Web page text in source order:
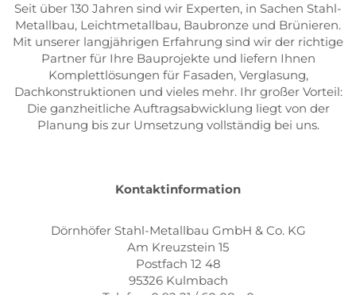
Seit über 130 Jahren sind wir Experten, in Sachen Stahl-
Metallbau, Leichtmetallbau, Baubronze und Brünieren.
Mit unserer langjährigen Erfahrung sind wir der richtige
Partner für Ihre Bauprojekte und liefern Ihnen
Komplettlösungen für Fasaden, Verglasung,
Dachkonstruktionen und vieles mehr. Ihr großer Vorteil:
Die ganzheitliche Auftragsabwicklung liegt von der
Planung bis zur Umsetzung vollständig bei uns.
Kontaktinformation
Dörnhöfer Stahl-Metallbau GmbH & Co. KG
Am Kreuzstein 15
Postfach 12 48
95326 Kulmbach